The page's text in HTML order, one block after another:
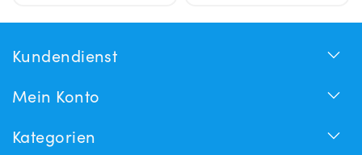
Kundendienst
Mein Konto
Kategorien